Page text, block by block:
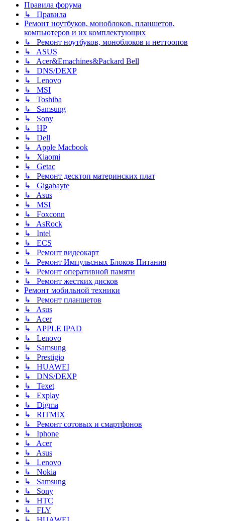
Правила форума
↳ Правила
Ремонт ноутбуков, моноблоков, планшетов,
компьютеров и их комплектующих
↳ Ремонт ноутбуков, моноблоков и неттоопов
↳ ASUS
↳ Acer&Emachines&Packard Bell
↳ DNS/DEXP
↳ Lenovo
↳ MSI
↳ Toshiba
↳ Samsung
↳ Sony
↳ HP
↳ Dell
↳ Apple Macbook
↳ Xiaomi
↳ Getac
↳ Ремонт десктоп материнских плат
↳ Gigabayte
↳ Asus
↳ MSI
↳ Foxconn
↳ AsRock
↳ Intel
↳ ECS
↳ Ремонт видеокарт
↳ Ремонт Импульсных Блоков Питания
↳ Ремонт оперативной памяти
↳ Ремонт жестких дисков
Ремонт мобильной техники
↳ Ремонт планшетов
↳ Asus
↳ Acer
↳ APPLE IPAD
↳ Lenovo
↳ Samsung
↳ Prestigio
↳ HUAWEI
↳ DNS/DEXP
↳ Texet
↳ Explay
↳ Digma
↳ RITMIX
↳ Ремонт сотовых и смартфонов
↳ Iphone
↳ Acer
↳ Asus
↳ Lenovo
↳ Nokia
↳ Samsung
↳ Sony
↳ HTC
↳ FLY